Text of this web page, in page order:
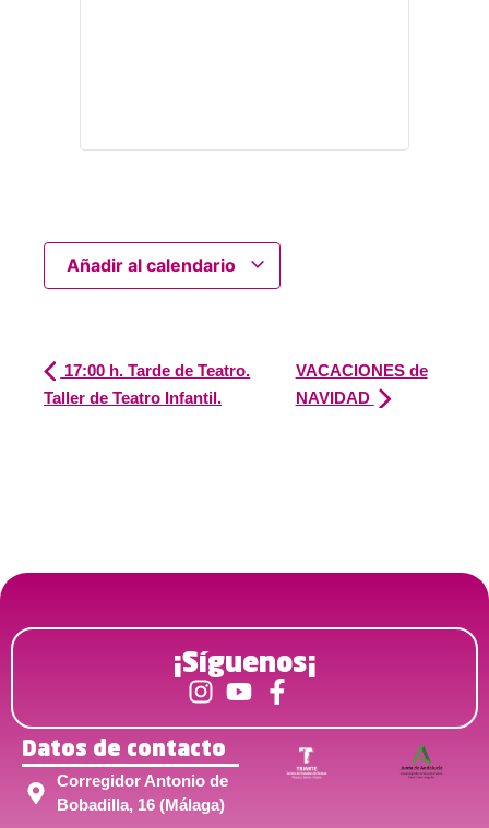
Añadir al calendario
17:00 h. Tarde de Teatro.
Taller de Teatro Infantil.
VACACIONES de
NAVIDAD
¡Síguenos¡
Datos de contacto
Corregidor Antonio de
Bobadilla, 16 (Málaga)